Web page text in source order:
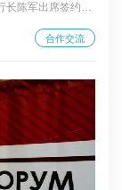
长陈军出席签约仪
合作交流